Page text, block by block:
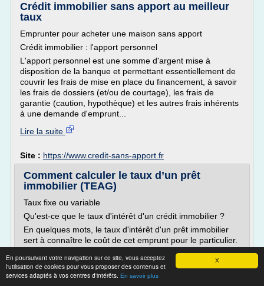
X
En poursuivant votre navigation sur ce site, vous acceptez
l'utilisation de cookies pour vous proposer des contenus et
services adaptés à vos centres d'intérêts. En savoir plus
Crédit immobilier sans apport au meilleur
taux
Emprunter pour acheter une maison sans apport
Crédit immobilier : l'apport personnel
L'apport personnel est une somme d'argent mise à
disposition de la banque et permettant essentiellement de
couvrir les frais de mise en place du financement, à savoir
les frais de dossiers (et/ou de courtage), les frais de
garantie (caution, hypothèque) et les autres frais inhérents
à une demande d'emprunt...
Lire la suite
Site : https://www.credit-sans-apport.fr
Comment calculer le taux d’un prêt
immobilier (TEAG)
Taux fixe ou variable
Qu'est-ce que le taux d'intérêt d'un crédit immobilier ?
En quelques mots, le taux d'intérêt d'un prêt immobilier
sert à connaître le coût de cet emprunt pour le particulier.
d'appréhender le coût total d'un prêt : il faut s'appuyer
pour cela sur le taux effectif global (TAEG, nouveau nom